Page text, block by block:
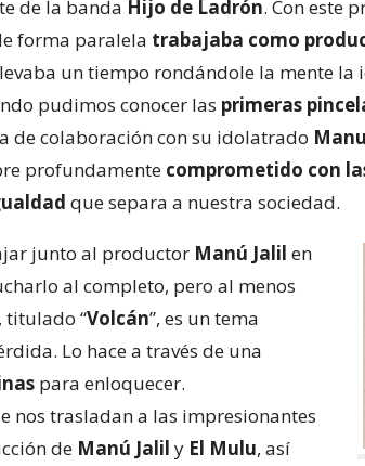
de la banda Hijo de Ladrón. Con este
forma paralela trabajaba como
un tiempo rondándole la mente la
pudimos conocer las primeras
de colaboración con su idolatrado
profundamente comprometido con
que separa a nuestra sociedad.
junto al productor Manú Jalil en
al completo, pero al menos
titulado “Volcán”, es un tema
Lo hace a través de una
para enloquecer.
nos trasladan a las impresionantes
de Manú Jalil y El Mulu, así